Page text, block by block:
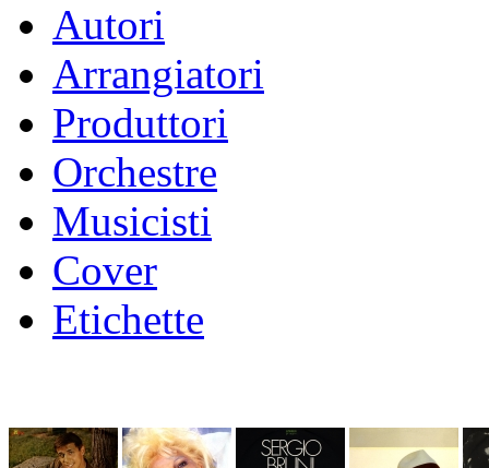
Autori
Arrangiatori
Produttori
Orchestre
Musicisti
Cover
Etichette